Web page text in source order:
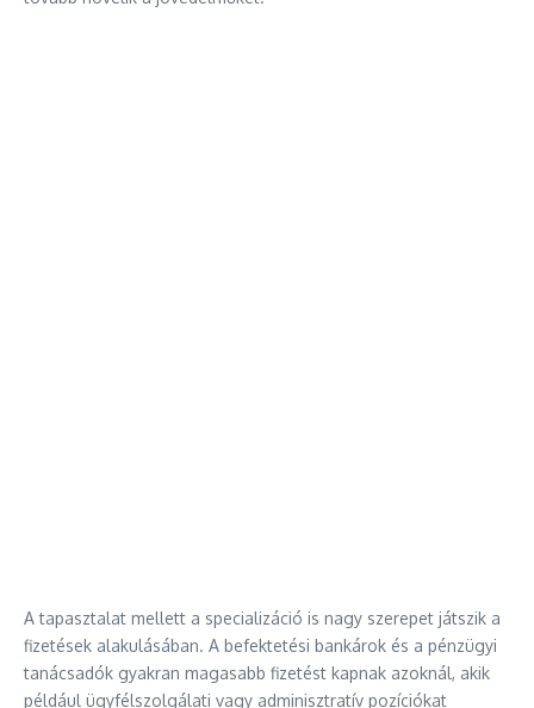
A tapasztalat mellett a specializáció is nagy szerepet játszik a
fizetések alakulásában. A befektetési bankárok és a pénzügyi
tanácsadók gyakran magasabb fizetést kapnak azoknál, akik
például ügyfélszolgálati vagy adminisztratív pozíciókat